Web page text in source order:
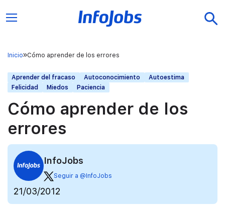
Inicio Cómo aprender de los errores
Aprender del fracaso Autoconocimiento
Autoestima
Felicidad
Miedos Paciencia
Cómo aprender de los
errores
InfoJobs
Seguir a @InfoJobs
21/03/2012